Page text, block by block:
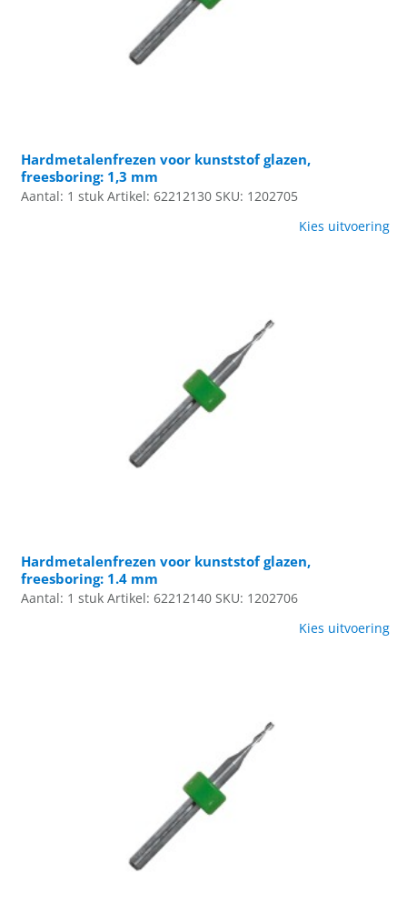
Hardmetalenfrezen voor kunststof glazen,
freesboring: 1,3 mm
Aantal: 1 stuk Artikel: 62212130 SKU: 1202705
Kies uitvoering
Hardmetalenfrezen voor kunststof glazen,
freesboring: 1.4 mm
Aantal: 1 stuk Artikel: 62212140 SKU: 1202706
Kies uitvoering